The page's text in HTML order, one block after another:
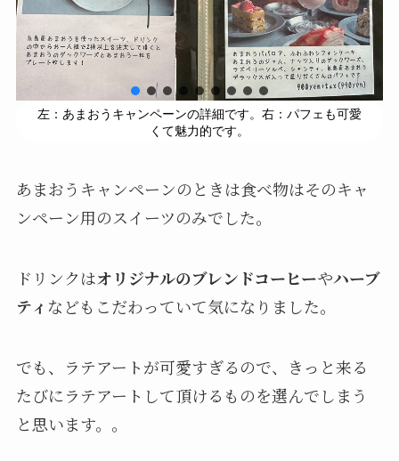
左：あまおうキャンペーンの詳細です。右：パフェも可愛
くて魅力的です。
あまおうキャンペーンのときは食べ物はそのキャ
ンペーン用のスイーツのみでした。
ドリンクはオリジナルのブレンドコーヒーやハーブ
ティ などもこだわっていて気になりました。
でも、ラテアートが可愛すぎるので、きっと来る
たびにラテアートして頂けるものを選んでしまう
と思います。。